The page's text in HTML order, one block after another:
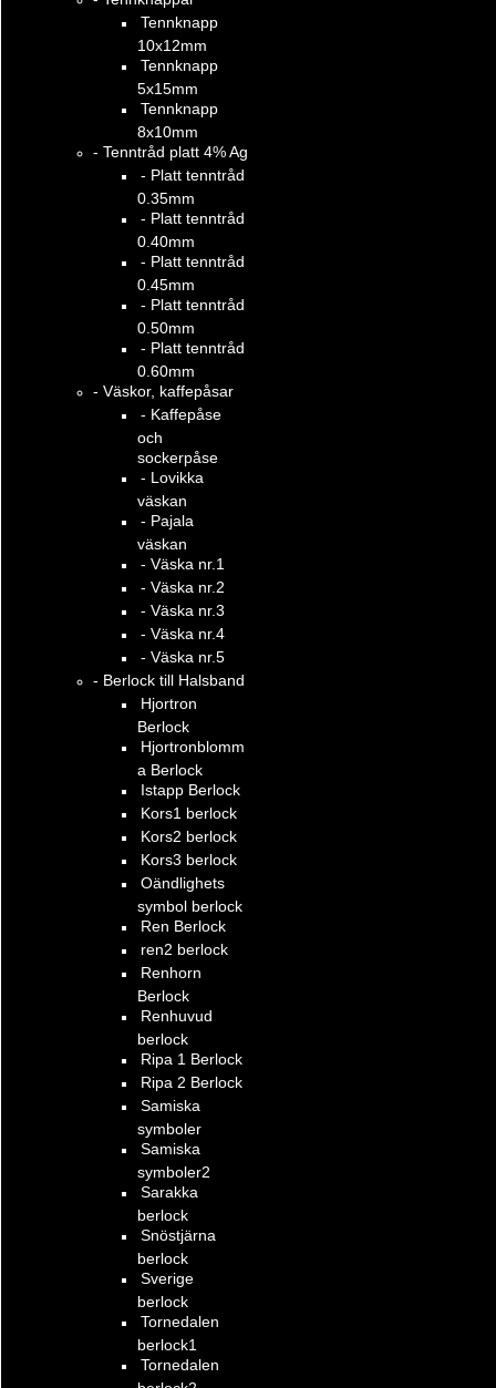
Tennknapp
10x12mm
Tennknapp
5x15mm
Tennknapp
8x10mm
- Tenntråd platt 4% Ag
- Platt tenntråd
0.35mm
- Platt tenntråd
0.40mm
- Platt tenntråd
0.45mm
- Platt tenntråd
0.50mm
- Platt tenntråd
0.60mm
- Väskor, kaffepåsar
- Kaffepåse
och
sockerpåse
- Lovikka
väskan
- Pajala
väskan
- Väska nr.1
- Väska nr.2
- Väska nr.3
- Väska nr.4
- Väska nr.5
- Berlock till Halsband
Hjortron
Berlock
Hjortronblomm
a Berlock
Istapp Berlock
Kors1 berlock
Kors2 berlock
Kors3 berlock
Oändlighets
symbol berlock
Ren Berlock
ren2 berlock
Renhorn
Berlock
Renhuvud
berlock
Ripa 1 Berlock
Ripa 2 Berlock
Samiska
symboler
Samiska
symboler2
Sarakka
berlock
Snöstjärna
berlock
Sverige
berlock
Tornedalen
berlock1
Tornedalen